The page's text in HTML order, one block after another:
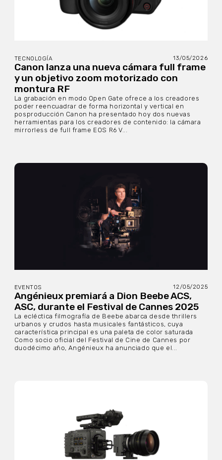
TECNOLOGÍA 13/05/2026
Canon lanza una nueva cámara full frame
y un objetivo zoom motorizado con
montura RF
La grabación en modo Open Gate ofrece a los creadores
poder reencuadrar de forma horizontal y vertical en
posproducción Canon ha presentado hoy dos nuevas
herramientas para los creadores de contenido: la cámara
mirrorless de full frame EOS R6 V...
EVENTOS 12/05/2025
Angénieux premiará a Dion Beebe ACS,
ASC, durante el Festival de Cannes 2025
La ecléctica filmografía de Beebe abarca desde thrillers
urbanos y crudos hasta musicales fantásticos, cuya
característica principal es una paleta de color saturada
Como socio oficial del Festival de Cine de Cannes por
duodécimo año, Angénieux ha anunciado que el...